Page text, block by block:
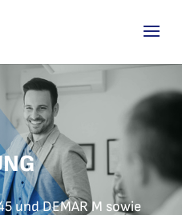
und DEMAR M sowie